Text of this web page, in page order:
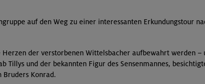
auf den Weg zu einer interessanten Erkundungstour
der verstorbenen Wittelsbacher aufbewahrt werden –
und der bekannten Figur des Sensenmannes,
Bruders Konrad.